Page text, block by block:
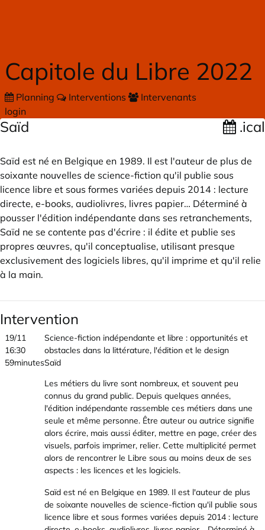
Capitole du Libre 2022
Planning Interventions
Intervenants
login
Saïd .ical
Saïd est né en Belgique en 1989. Il est l'auteur de plus de
soixante nouvelles de science-fiction qu'il publie sous
licence libre et sous formes variées depuis 2014 : lecture
directe, e-books, audiolivres, livres papier… Déterminé à
pousser l'édition indépendante dans ses retranchements,
Saïd ne se contente pas d'écrire : il édite et publie ses
propres œuvres, qu'il conceptualise, utilisant presque
exclusivement des logiciels libres, qu'il imprime et qu'il relie
à la main.
Intervention
19/11
16:30
59minutes
Science-fiction indépendante et libre : opportunités et
obstacles dans la littérature, l'édition et le design
Saïd
Les métiers du livre sont nombreux, et souvent peu
connus du grand public. Depuis quelques années,
l'édition indépendante rassemble ces métiers dans une
seule et même personne. Être auteur ou autrice signifie
alors écrire, mais aussi éditer, mettre en page, créer des
visuels, parfois imprimer, relier. Cette multiplicité permet
alors de rencontrer le Libre sous au moins deux de ses
aspects : les licences et les logiciels.
Saïd est né en Belgique en 1989. Il est l'auteur de plus
de soixante nouvelles de science-fiction qu'il publie sous
licence libre et sous formes variées depuis 2014 : lecture